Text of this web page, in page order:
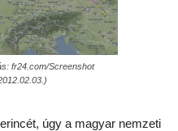
fr24.com/Screenshot
úgy a magyar nemzeti